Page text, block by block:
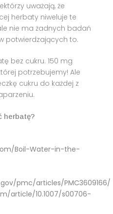
uważają, że
herbaty niweluje te
nie ma żadnych badań
potwierdzających to.
bez cukru. 150 mg
potrzebujemy! Ale
cukru do każdej z
herbatę?
Boil-Water-in-the-
pmc/articles/PMC3609166/
article/10.1007/s00706-